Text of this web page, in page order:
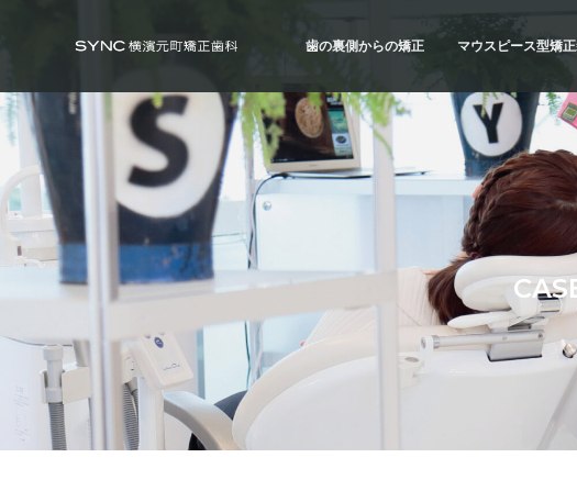
p
t
o
p
a
n
p
t
o
m
c
t
p
t
o
f
o
e
浜
の
矯
正
科
専
門
医
土
日
｜
横
み
な
み
歯の裏側からの矯正
歯の裏側からの矯正
ハーフ・リンガル
マウスピース型矯
マウスピース型矯正
ハイブリッドでの
治療例